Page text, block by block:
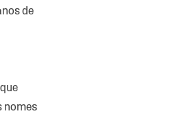
de
nomes